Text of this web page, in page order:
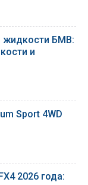
БМВ:
и
Sport 4WD
2026 года: